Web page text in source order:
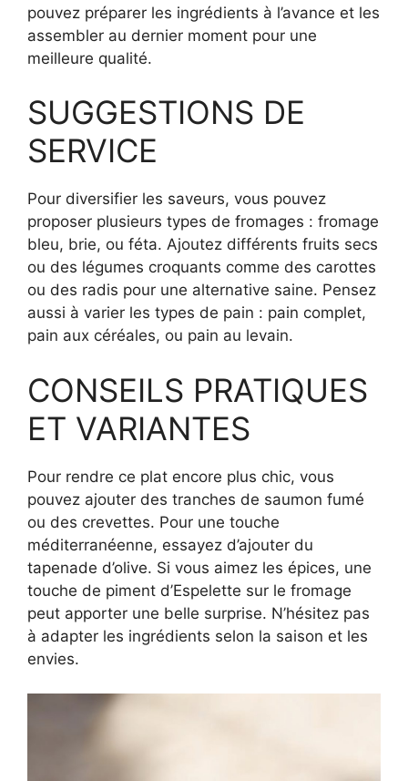
pouvez préparer les ingrédients à l’avance et les
assembler au dernier moment pour une
meilleure qualité.
SUGGESTIONS DE
SERVICE
Pour diversifier les saveurs, vous pouvez
proposer plusieurs types de fromages : fromage
bleu, brie, ou féta. Ajoutez différents fruits secs
ou des légumes croquants comme des carottes
ou des radis pour une alternative saine. Pensez
aussi à varier les types de pain : pain complet,
pain aux céréales, ou pain au levain.
CONSEILS PRATIQUES
ET VARIANTES
Pour rendre ce plat encore plus chic, vous
pouvez ajouter des tranches de saumon fumé
ou des crevettes. Pour une touche
méditerranéenne, essayez d’ajouter du
tapenade d’olive. Si vous aimez les épices, une
touche de piment d’Espelette sur le fromage
peut apporter une belle surprise. N’hésitez pas
à adapter les ingrédients selon la saison et les
envies.